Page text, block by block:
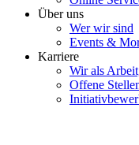
Über uns
Wer wir sind
Events &
Karriere
Wir als
Offene